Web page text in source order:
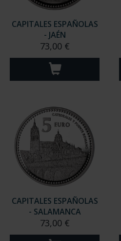
CAPITALES ESPAÑOLAS
- JAÉN
73,00 €
CAPITALES ESPAÑOLAS
- SALAMANCA
73,00 €